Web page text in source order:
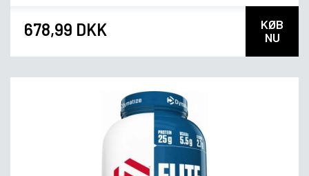
678,99 DKK
KØB
NU